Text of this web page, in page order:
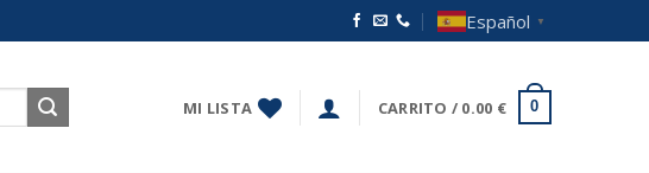
Español ▼
MI LISTA CARRITO / 0.00 € 0